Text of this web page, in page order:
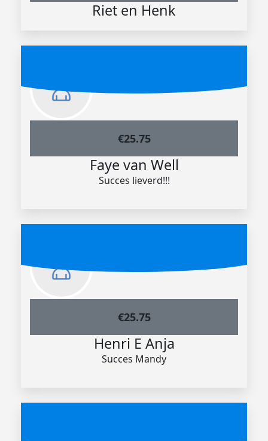
Riet en Henk
€25.75
Faye van Well
Succes lieverd!!!
€25.75
Henri E Anja
Succes Mandy